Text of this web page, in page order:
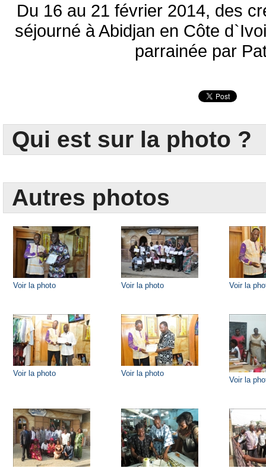
Du 16 au 21 février 2014, des
séjourné à Abidjan en Côte
parrainée par
Qui est sur la photo ?
Autres photos
Voir la photo Voir la photo Voir la
Voir la photo Voir la photo
Voir la